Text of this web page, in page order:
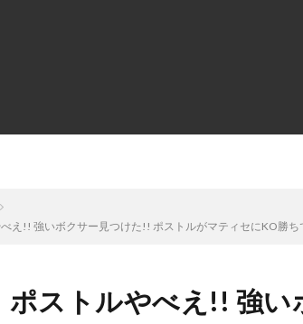
え!! 強いボクサー見つけた!! ポストルがマティセにKO勝ち
ポストルやべえ!! 強い